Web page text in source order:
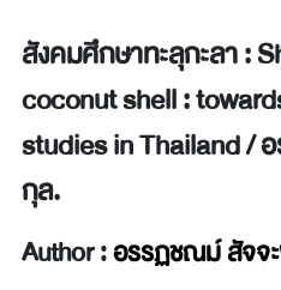
สังคมศึกษาทะลุกะลา :
coconut shell :
studies in Thailand /
กุล.
Author :อรรฏชณม์ สัจ